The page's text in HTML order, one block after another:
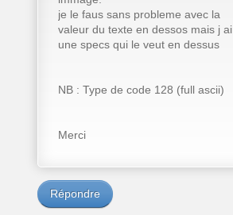
je le faus sans probleme avec la
valeur du texte en dessos mais j ai
une specs qui le veut en dessus
NB : Type de code 128 (full ascii)
Merci
Répondre